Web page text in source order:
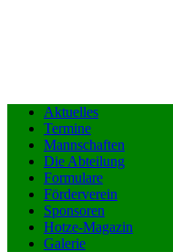
Aktuelles
Termine
Mannschaften
Die Abteilung
Formulare
Förderverein
Sponsoren
Hotze-Magazin
Galerie